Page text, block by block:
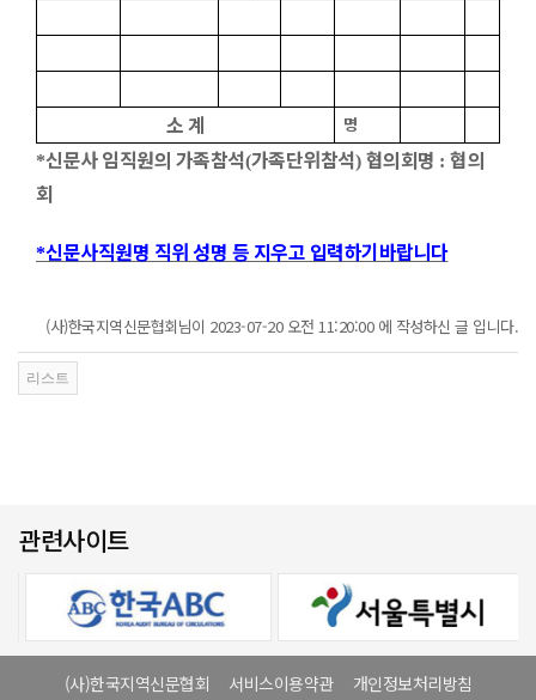
소 계 명
*신문사 임직원의 가족참석(가족단위참석) 협의회명 : 협의
회
*신문사직원명 직위 성명 등 지우고 입력하기바랍니다
(사)한국지역신문협회님이 2023-07-20 오전 11:20:00 에 작성하신 글 입니다.
관련사이트
(사)한국지역신문협회 서비스이용약관 개인정보처리방침